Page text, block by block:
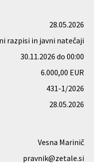
28.05.2026
razpisi in javni natečaji
30.11.2026 do 00:00
6.000,00 EUR
431-1/2026
28.05.2026
Vesna Marinič
pravnik@zetale.si